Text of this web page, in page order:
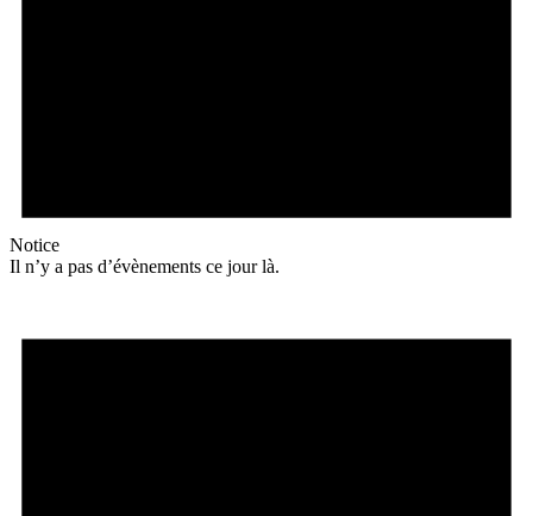
Notice
Il n’y a pas d’évènements ce jour là.